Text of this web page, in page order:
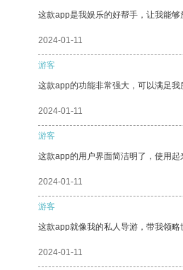
这款app是我娱乐的好帮手，让我能够
2024-01-11
游客
这款app的功能非常强大，可以满足我
2024-01-11
游客
这款app的用户界面简洁明了，使用
2024-01-11
游客
这款app就像我的私人导游，带我领略
2024-01-11